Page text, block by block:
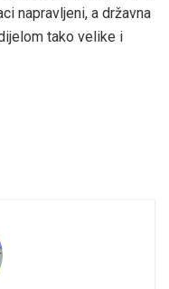
napravljeni, a državna
tako velike i